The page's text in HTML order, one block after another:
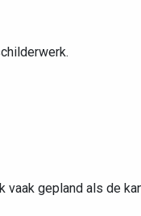
vaak gepland als de